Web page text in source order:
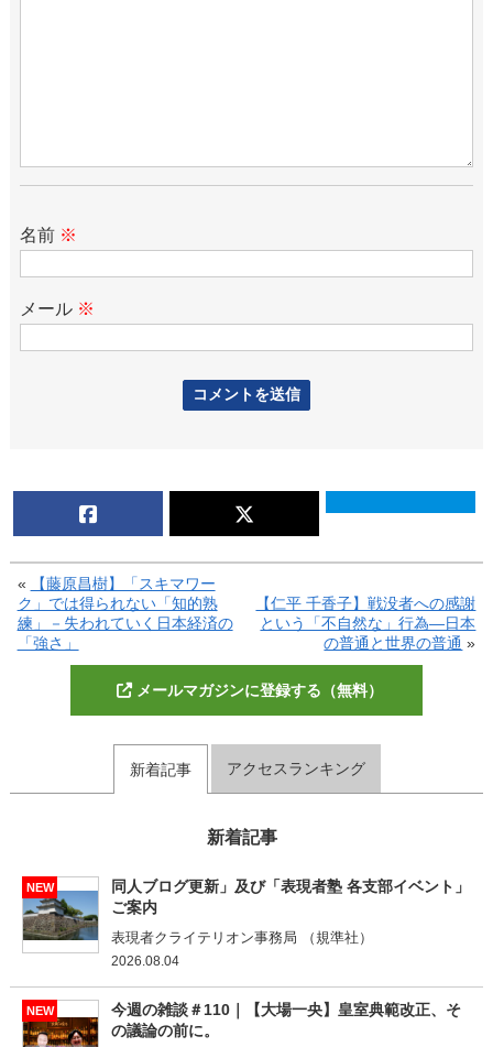
名前 ※
メール ※
«
【藤原昌樹】「スキマワー
ク」では得られない「知的熟
練」－失われていく日本経済の
「強さ」
【仁平 千香子】戦没者への感謝
という「不自然な」行為―日本
の普通と世界の普通 »
メールマガジンに登録する（無料）
新着記事 アクセスランキング
新着記事
NEW
同人ブログ更新」及び「表現者塾 各支部イベント」
ご案内
表現者クライテリオン事務局 （規準社）
2026.08.04
NEW
今週の雑談＃110｜【大場一央】皇室典範改正、そ
の議論の前に。